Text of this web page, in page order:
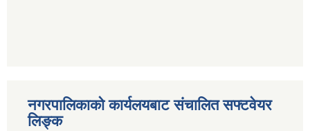
नगरपालिकाको कार्यलयबाट संचालित सफ्टवेयर
लिङ्क